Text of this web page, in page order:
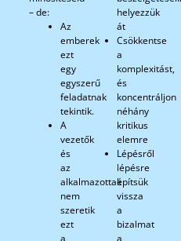
– de:
Az
emberek
ezt
egy
egyszerű
feladatnak
tekintik.
A
vezetők
és
az
alkalmazottak
nem
szeretik
ezt
a
helyezzük
át
Csökkentse
a
komplexitást,
és
koncentráljon
néhány
kritikus
elemre
Lépésről
lépésre
építsük
vissza
a
bizalmat
a